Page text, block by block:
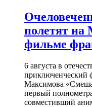
полетят на
фильме
6 августа в
приключенческий
Максимова
первый
совместивший